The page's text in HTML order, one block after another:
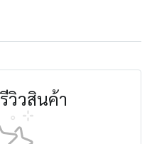
วิวสินค้า